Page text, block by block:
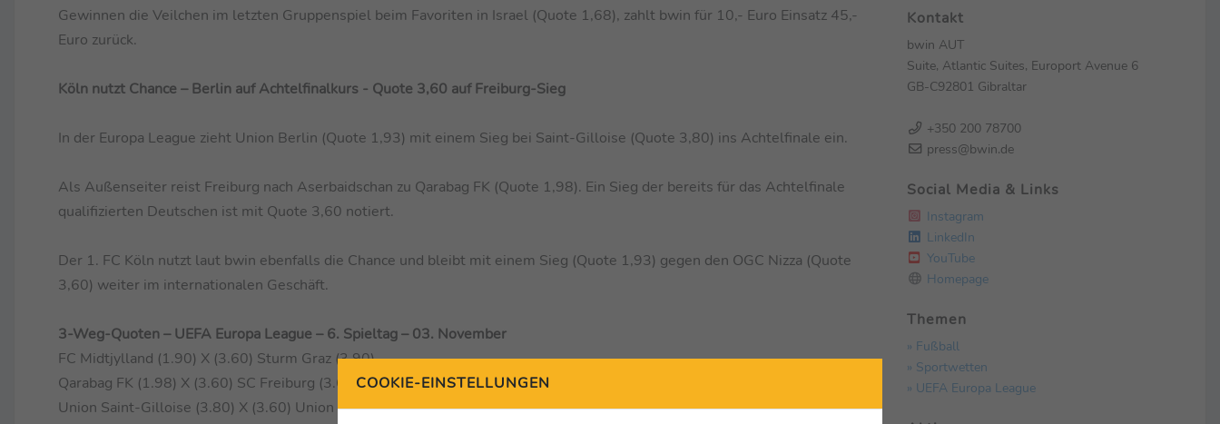
Gewinnen die Veilchen im letzten Gruppenspiel beim Favoriten in Israel (Quote 1,68), zahlt bwin für 10,- Euro Einsatz 45,-
Euro zurück.
Köln nutzt Chance – Berlin auf Achtelfinalkurs - Quote 3,60 auf Freiburg-Sieg
In der Europa League zieht Union Berlin (Quote 1,93) mit einem Sieg bei Saint-Gilloise (Quote 3,80) ins Achtelfinale ein.
Als Außenseiter reist Freiburg nach Aserbaidschan zu Qarabag FK (Quote 1,98). Ein Sieg der bereits für das Achtelfinale
qualifizierten Deutschen ist mit Quote 3,60 notiert.
Der 1. FC Köln nutzt laut bwin ebenfalls die Chance und bleibt mit einem Sieg (Quote 1,93) gegen den OGC Nizza (Quote
3,60) weiter im internationalen Geschäft.
3-Weg-Quoten – UEFA Europa League – 6. Spieltag – 03. November
FC Midtjylland (1.90) X (3.60) Sturm Graz (3.90)
Qarabag FK (1.98) X (3.60) SC Freiburg (3.60)
Union Saint-Gilloise (3.80) X (3.60) Union Berlin (1.93)
Kontakt
bwin AUT
Suite, Atlantic Suites, Europort Avenue 6
GB-C92801 Gibraltar
+350 200 78700
press@bwin.de
Social Media & Links
Instagram
LinkedIn
YouTube
Homepage
Themen
» Fußball
» Sportwetten
» UEFA Europa League
COOKIE-EINSTELLUNGEN